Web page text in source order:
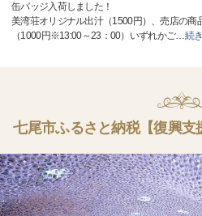
缶バッジ入荷しました！
美湾荘オリジナル出汁（1500円）、売店の商
（1000円※13:00～23：00）いずれかご…続
七尾市ふるさと納税【復興支